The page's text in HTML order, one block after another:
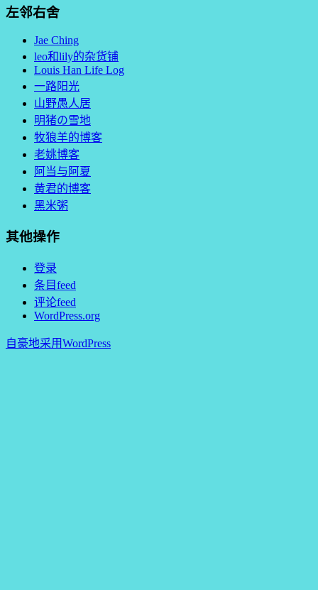
左邻右舍
Jae Ching
leo和lily的杂货铺
Louis Han Life Log
一路阳光
山野愚人居
明猪の雪地
牧狼羊的博客
老姚博客
阿当与阿夏
黄君的博客
黑米粥
其他操作
登录
条目feed
评论feed
WordPress.org
自豪地采用WordPress